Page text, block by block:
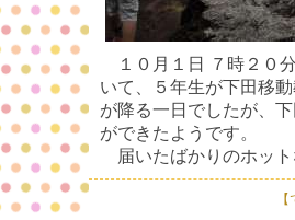
１０月１日 ７時２０
いて、５年生が下田移
が降る一日でしたが、
ができたようです。
届いたばかりのホッ